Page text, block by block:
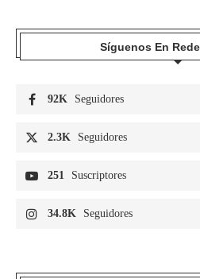
Síguenos En
92K Seguidores
2.3K Seguidores
251 Suscriptores
34.8K Seguidores